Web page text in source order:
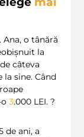
o tânără
la
de câteva
la sine. Când
3.000 LEI. ?
de ani, a